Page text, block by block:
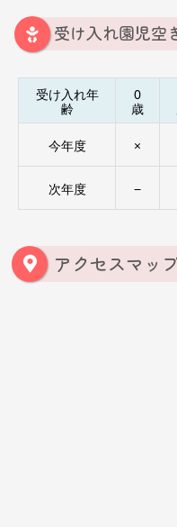
受け入れ園児空
受け入れ年
齢
0
歳
今年度 ×
次年度 −
アクセスマッ